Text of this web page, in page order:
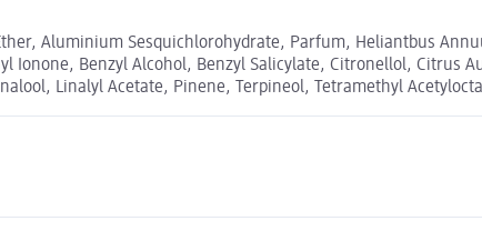
Aluminium Sesquichlorohydrate, Parfum, Heliantbus
Ionone, Benzyl Alcohol, Benzyl Salicylate, Citronellol, Citrus
Linalyl Acetate, Pinene, Terpineol, Tetramethyl